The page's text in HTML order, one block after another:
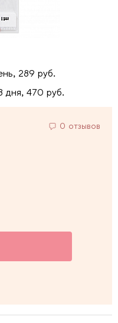
289 руб.
дня, 470 руб.
0 отзывов